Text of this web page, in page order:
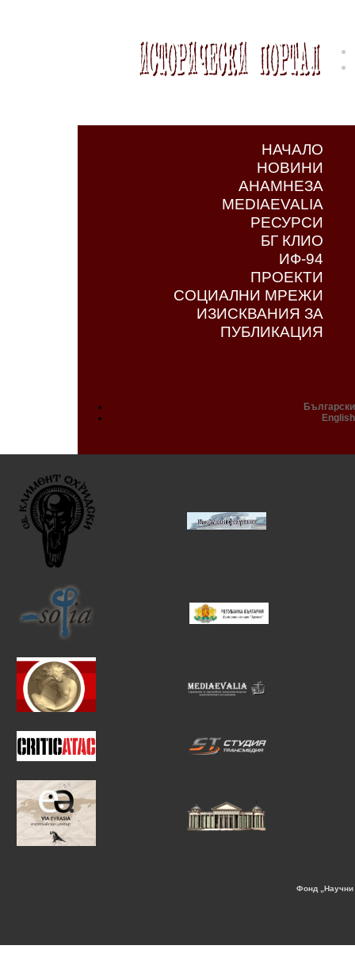
НАЧАЛО
НОВИНИ
АНАМНЕЗА
MEDIAEVALIA
РЕСУРСИ
БГ КЛИО
ИФ-94
ПРОЕКТИ
СОЦИАЛНИ МРЕЖИ
ИЗИСКВАНИЯ ЗА
ПУБЛИКАЦИЯ
Български
English
Фонд „Научни